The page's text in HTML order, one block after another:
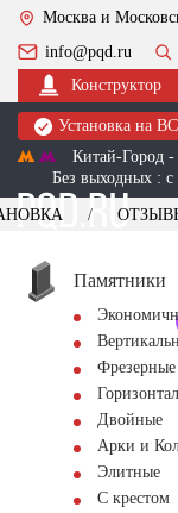
Москва и
info@pqd.ru
Конструктор
Установка на
Китай-Город
Без выходных : с
+7 (495)
Обратный звонок
Памятники
Фрезерные
Двойные
Арки и
Элитные
С крестом